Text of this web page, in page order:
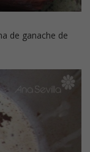
de ganache de